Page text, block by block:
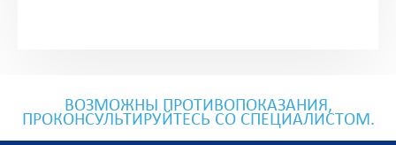
ВОЗМОЖНЫ ПРОТИВОПОКАЗАНИЯ,
ПРОКОНСУЛЬТИРУЙТЕСЬ СО СПЕЦИАЛИСТОМ.